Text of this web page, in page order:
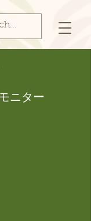
ニター